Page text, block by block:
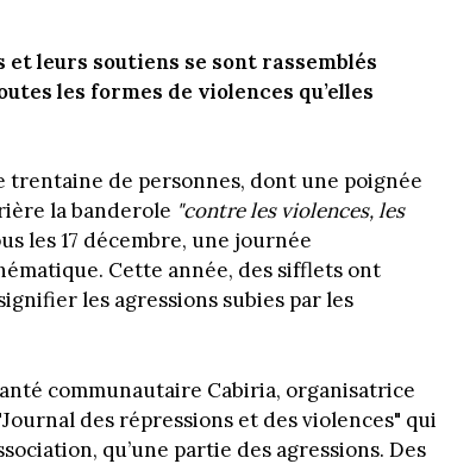
et leurs soutiens se sont rassemblés
les formes de violences qu’elles
trentaine de personnes, dont une poignée
la banderole "contre les violences, les
les 17 décembre, une journée
Cette année, des sifflets ont
les agressions subies par les
communautaire Cabiria, organisatrice
des répressions et des violences" qui
qu’une partie des agressions. Des